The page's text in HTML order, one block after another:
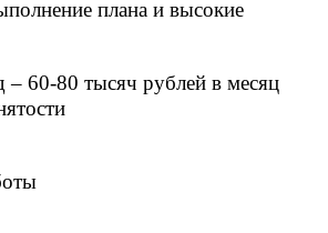
плана и высокие
– 60-80 тысяч рублей в месяц